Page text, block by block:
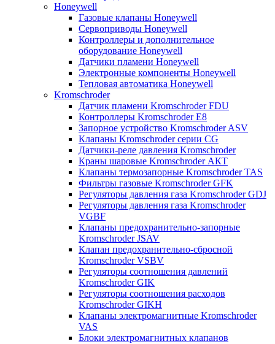
Honeywell
Газовые клапаны Honeywell
Сервоприводы Honeywell
Контроллеры и дополнительное
оборудование Honeywell
Датчики пламени Honeywell
Электронные компоненты Honeywell
Тепловая автоматика Honeywell
Kromschroder
Датчик пламени Kromschroder FDU
Контроллеры Kromschroder E8
Запорное устройство Kromschroder ASV
Клапаны Kromschroder серии CG
Датчики-реле давления Kromschroder
Краны шаровые Kromschroder АКТ
Клапаны термозапорные Kromschroder TAS
Фильтры газовые Kromschroder GFK
Регуляторы давления газа Kromschroder GDJ
Регуляторы давления газа Kromschroder
VGBF
Клапаны предохранительно-запорные
Kromschroder JSAV
Клапан предохранительно-сбросной
Kromschroder VSBV
Регуляторы соотношения давлений
Kromschroder GIK
Регуляторы соотношения расходов
Kromschroder GIKH
Клапаны электромагнитные Kromschroder
VAS
Блоки электромагнитных клапанов